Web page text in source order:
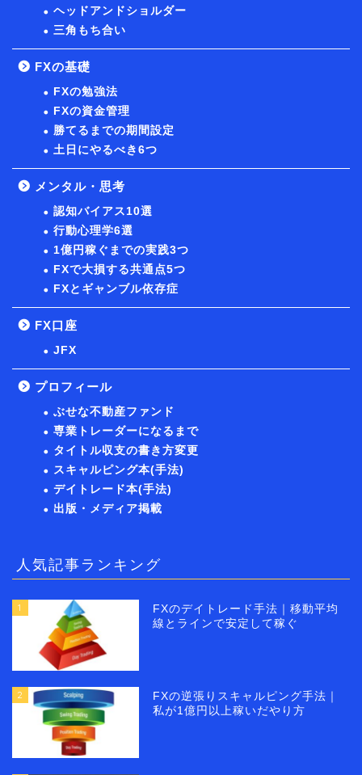
ヘッドアンドショルダー
三角もち合い
FXの基礎
FXの勉強法
FXの資金管理
勝てるまでの期間設定
土日にやるべき6つ
メンタル・思考
認知バイアス10選
行動心理学6選
1億円稼ぐまでの実践3つ
FXで大損する共通点5つ
FXとギャンブル依存症
FX口座
JFX
プロフィール
ぶせな不動産ファンド
専業トレーダーになるまで
タイトル収支の書き方変更
スキャルピング本(手法)
デイトレード本(手法)
出版・メディア掲載
人気記事ランキング
1
FXのデイトレード手法｜移動平均
線とラインで安定して稼ぐ
2
FXの逆張りスキャルピング手法｜
私が1億円以上稼いだやり方